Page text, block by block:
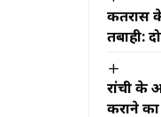
कतरास
तबाही:
रांची के
कराने